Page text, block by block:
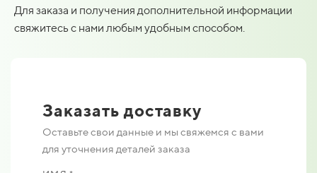
Для заказа и получения дополнительной информации
свяжитесь с нами любым удобным способом.
Заказать доставку
Оставьте свои данные и мы свяжемся с вами
для уточнения деталей заказа